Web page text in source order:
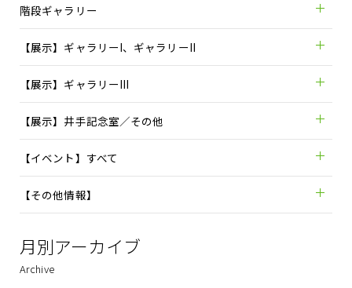
階段ギャラリー
【展示】ギャラリーI、ギャラリーII
【展示】ギャラリーIII
【展示】井手記念室／その他
【イベント】すべて
【その他情報】
月別アーカイブ
Archive